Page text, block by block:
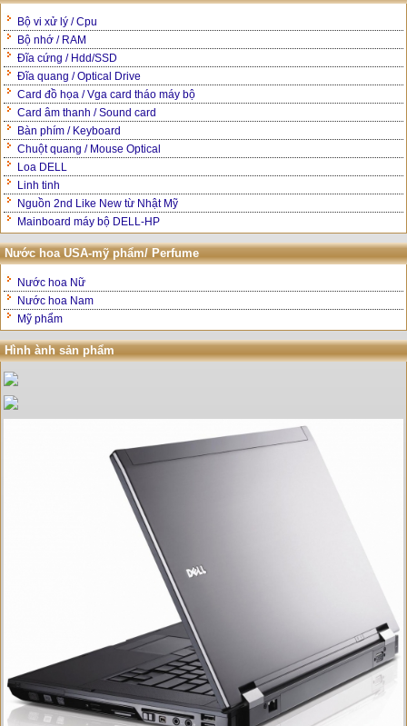
Bộ vi xử lý / Cpu
Bộ nhớ / RAM
Đĩa cứng / Hdd/SSD
Đĩa quang / Optical Drive
Card đồ họa / Vga card tháo máy bộ
Card âm thanh / Sound card
Bàn phím / Keyboard
Chuột quang / Mouse Optical
Loa DELL
Linh tinh
Nguồn 2nd Like New từ Nhật Mỹ
Mainboard máy bộ DELL-HP
Nước hoa USA-mỹ phẩm/ Perfume
Nước hoa Nữ
Nước hoa Nam
Mỹ phẩm
Hình ành sản phẩm